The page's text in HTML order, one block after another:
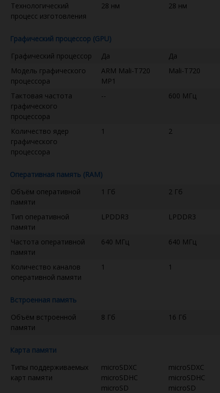
Технологический
процесс изготовления
28 нм 28 нм
Графический процессор (GPU)
Графический процессор
Да
Да
Модель графического
процессора
ARM Mali-T720
MP1
Mali-T720
Тактовая частота
графического
процессора
-- 600 МГц
Количество ядер
графического
процессора
1 2
Оперативная память (RAM)
Объём оперативной
памяти
1 Гб 2 Гб
Тип оперативной
памяти
LPDDR3 LPDDR3
Частота оперативной
памяти
640 МГц 640 МГц
Количество каналов
оперативной памяти
1 1
Встроенная память
Объём встроенной
памяти
8 Гб 16 Гб
Карта памяти
Типы поддерживаемых
карт памяти
microSDXC
microSDHC
microSD
microSDXC
microSDHC
microSD